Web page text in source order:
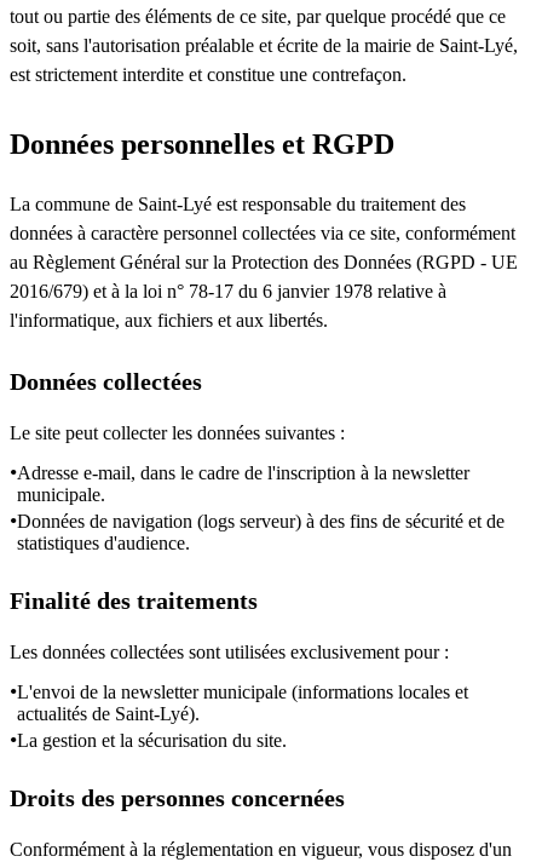
tout ou partie des éléments de ce site, par quelque procédé que ce
soit, sans l'autorisation préalable et écrite de la mairie de Saint-Lyé,
est strictement interdite et constitue une contrefaçon.
Données personnelles et RGPD
La commune de Saint-Lyé est responsable du traitement des
données à caractère personnel collectées via ce site, conformément
au Règlement Général sur la Protection des Données (RGPD - UE
2016/679) et à la loi n° 78-17 du 6 janvier 1978 relative à
l'informatique, aux fichiers et aux libertés.
Données collectées
Le site peut collecter les données suivantes :
Adresse e-mail, dans le cadre de l'inscription à la newsletter
municipale.
Données de navigation (logs serveur) à des fins de sécurité et de
statistiques d'audience.
Finalité des traitements
Les données collectées sont utilisées exclusivement pour :
L'envoi de la newsletter municipale (informations locales et
actualités de Saint-Lyé).
La gestion et la sécurisation du site.
Droits des personnes concernées
Conformément à la réglementation en vigueur, vous disposez d'un